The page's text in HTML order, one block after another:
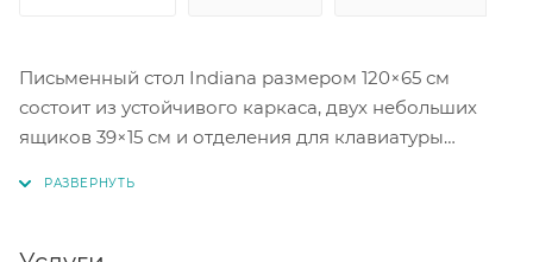
Письменный стол Indiana размером 120×65 см
состоит из устойчивого каркаса, двух небольших
ящиков 39×15 см и отделения для клавиатуры